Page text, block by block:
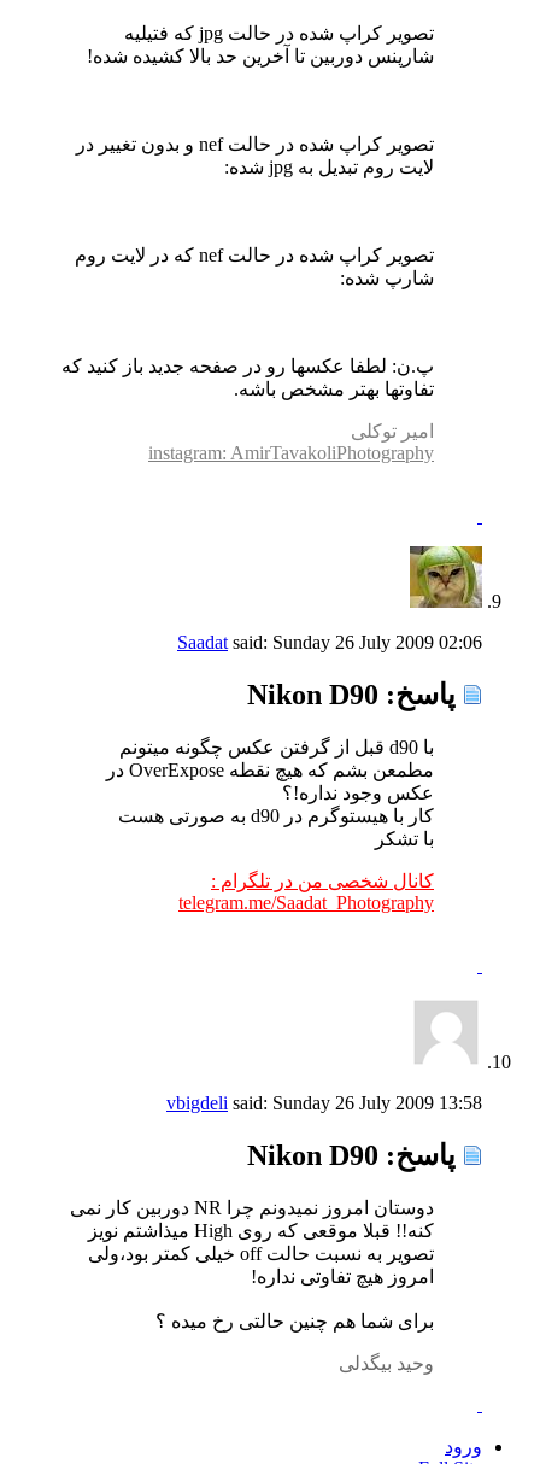
تصویر کراپ شده در حالت jpg که فتیلیه
شارپنس دوربین تا آخرین حد بالا کشیده شده!
تصویر کراپ شده در حالت nef و بدون تغییر در
لایت روم تبدیل به jpg شده:
تصویر کراپ شده در حالت nef که در لایت روم
شارپ شده:
پ.ن: لطفا عکسها رو در صفحه جدید باز کنید که
تفاوتها بهتر مشخص باشه.
امیر توکلی
instagram: AmirTavakoliPhotography
Saadat said: Sunday 26 July 2009 02:06
پاسخ: Nikon D90
با d90 قبل از گرفتن عکس چگونه میتونم
مطمعن بشم که هیچ نقطه OverExpose در
عکس وجود نداره!؟
کار با هیستوگرم در d90 به صورتی هست
با تشکر
کانال شخصی من در تلگرام :
telegram.me/Saadat_Photography
vbigdeli said: Sunday 26 July 2009 13:58
پاسخ: Nikon D90
دوستان امروز نمیدونم چرا NR دوربین کار نمی
کنه!! قبلا موقعی که روی High میذاشتم نویز
تصویر به نسبت حالت off خیلی کمتر بود،ولی
امروز هیچ تفاوتی نداره!
برای شما هم چنین حالتی رخ میده ؟
وحید بیگدلی
ورود